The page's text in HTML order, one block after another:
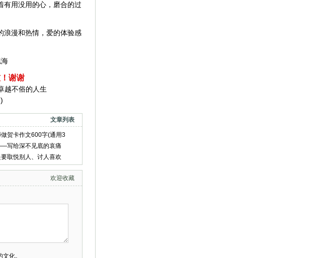
有用没用的心，磨合的过
浪漫和热情，爱的体验感
谢谢
越不俗的人生
文章列表
贺卡作文600字(通用3
写给深不见底的哀痛
取悦别人、讨人喜欢
欢迎收藏
化。